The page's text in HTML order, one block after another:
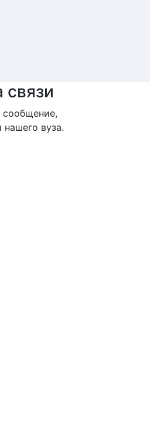
связи
вуза.